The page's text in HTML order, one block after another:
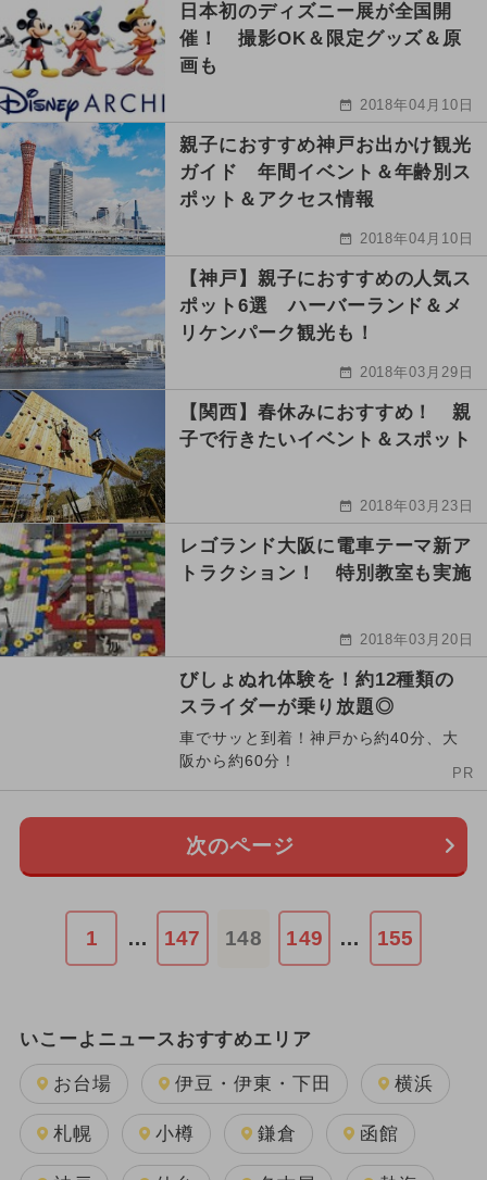
日本初のディズニー展が全国開
催！ 撮影OK＆限定グッズ＆原
画も
2018年04月10日
親子におすすめ神戸お出かけ観光
ガイド 年間イベント＆年齢別ス
ポット＆アクセス情報
2018年04月10日
【神戸】親子におすすめの人気ス
ポット6選 ハーバーランド＆メ
リケンパーク観光も！
2018年03月29日
【関西】春休みにおすすめ！ 親
子で行きたいイベント＆スポット
2018年03月23日
レゴランド大阪に電車テーマ新ア
トラクション！ 特別教室も実施
2018年03月20日
びしょぬれ体験を！約12種類の
スライダーが乗り放題◎
車でサッと到着！神戸から約40分、大
阪から約60分！
PR
次のページ
1 … 147 148 149 … 155
いこーよニュースおすすめエリア
お台場 伊豆・伊東・下田 横浜
札幌 小樽 鎌倉 函館